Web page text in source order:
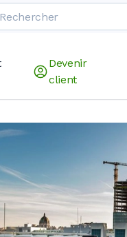
Devenir
client